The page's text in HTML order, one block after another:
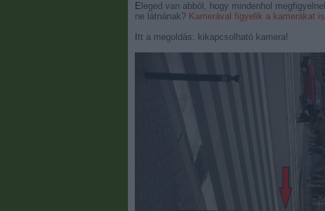
Eleged van abból, hogy mindenhol megfigyelnek? Unod, hogy nem tehetsz két lépést úgy, hogy valahol
ne látnának? Kamerával figyelik a kamerákat is
Itt a megoldás: kikapcsolható kamera!